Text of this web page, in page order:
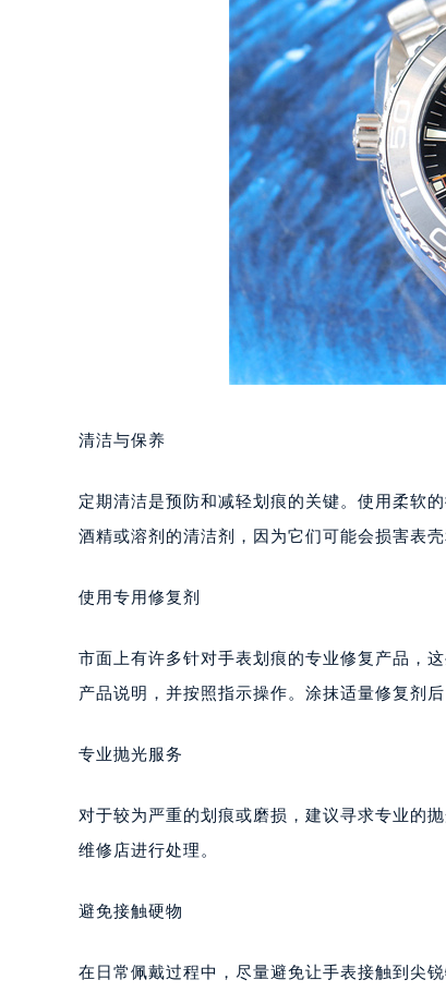
清洁与保养
定期清洁是预防和减轻划痕的关键。使用柔软
酒精或溶剂的清洁剂，因为它们可能会损害表壳
使用专用修复剂
市面上有许多针对手表划痕的专业修复产品，
产品说明，并按照指示操作。涂抹适量修复剂
专业抛光服务
对于较为严重的划痕或磨损，建议寻求专业的
维修店进行处理。
避免接触硬物
在日常佩戴过程中，尽量避免让手表接触到尖